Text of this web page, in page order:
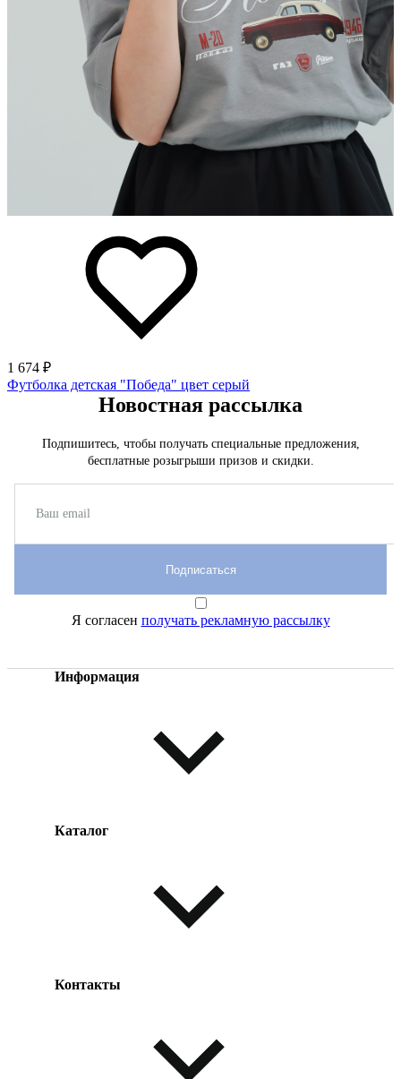
1 674 ₽
Футболка детская "Победа" цвет серый
Информация
Таблица размеров
Каталог
Контакты
Новостная рассылка
Подпишитесь, чтобы получать специальные предложения,
бесплатные розыгрыши призов и скидки.
Подписаться
Я согласен получать рекламную рассылку